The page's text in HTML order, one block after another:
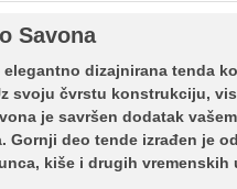
Savona
elegantno dizajnirana tenda
svoju čvrstu konstrukciju,
je savršen dodatak
deo tende izrađen je
kiše i drugih vremenskih